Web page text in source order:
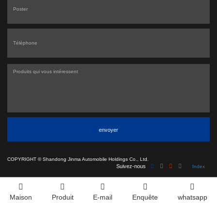
envoyer
COPYRIGHT ©Shandong Jinma Automobile Holdings Co., Ltd.
Suivez-nous Index
Maison Produit E-mail Enquête whatsapp